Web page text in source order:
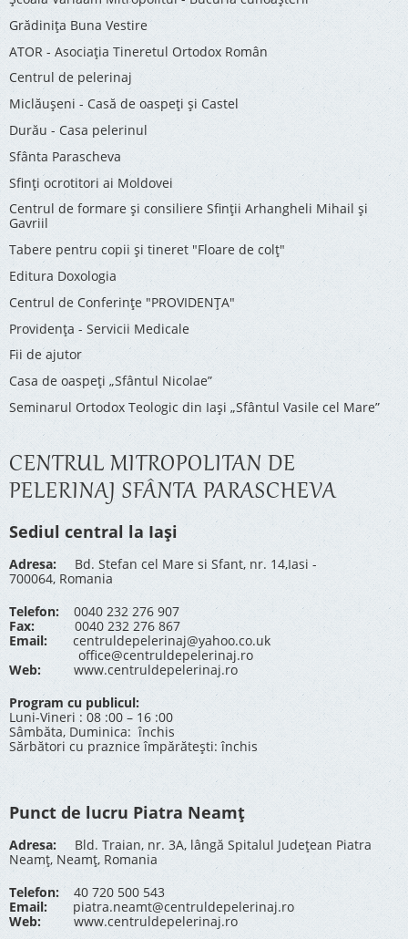
Grădinița Buna Vestire
ATOR - Asociaţia Tineretul Ortodox Român
Centrul de pelerinaj
Miclăușeni - Casă de oaspeţi şi Castel
Durău - Casa pelerinul
Sfânta Parascheva
Sfinți ocrotitori ai Moldovei
Centrul de formare și consiliere Sfinții Arhangheli Mihail și
Gavriil
Tabere pentru copii şi tineret "Floare de colţ"
Editura Doxologia
Centrul de Conferinţe "PROVIDENŢA"
Providenţa - Servicii Medicale
Fii de ajutor
Casa de oaspeți „Sfântul Nicolae”
Seminarul Ortodox Teologic din Iași „Sfântul Vasile cel Mare”
CENTRUL MITROPOLITAN DE
PELERINAJ SFÂNTA PARASCHEVA
Sediul central la Iași
Adresa: Bd. Stefan cel Mare si Sfant, nr. 14,Iasi -
700064, Romania
Telefon: 0040 232 276 907
Fax: 0040 232 276 867
Email:
centruldepelerinaj@yahoo.co.uk
office@centruldepelerinaj.ro
Web:
www.centruldepelerinaj.ro
Program cu publicul:
Luni-Vineri : 08 :00 – 16 :00
Sâmbăta, Duminica: închis
Sărbători cu praznice împărătești: închis
Punct de lucru Piatra Neamț
Adresa: Bld. Traian, nr. 3A, lângă Spitalul Județean Piatra
Neamț, Neamț, Romania
Telefon:40 720 500 543
Email:
piatra.neamt@centruldepelerinaj.ro
Web:
www.centruldepelerinaj.ro